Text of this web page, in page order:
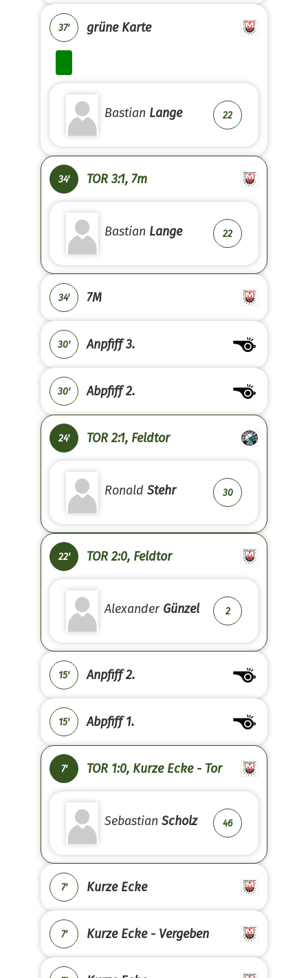
37' grüne Karte
Bastian Lange 22
34' TOR 3:1, 7m
Bastian Lange 22
34' 7M
30' Anpfiff 3.
30' Abpfiff 2.
24' TOR 2:1, Feldtor
Ronald Stehr 30
22' TOR 2:0, Feldtor
Alexander Günzel 2
15' Anpfiff 2.
15' Abpfiff 1.
7' TOR 1:0, Kurze Ecke - Tor
Sebastian Scholz 46
7' Kurze Ecke
7' Kurze Ecke - Vergeben